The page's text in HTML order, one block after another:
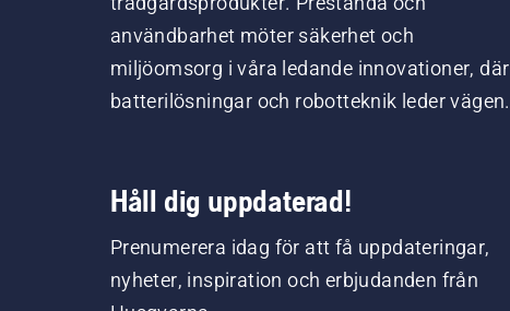
användbarhet möter säkerhet och
miljöomsorg i våra ledande innovationer, där
batterilösningar och robotteknik leder vägen.
Håll dig uppdaterad!
Prenumerera idag för att få uppdateringar,
nyheter, inspiration och erbjudanden från